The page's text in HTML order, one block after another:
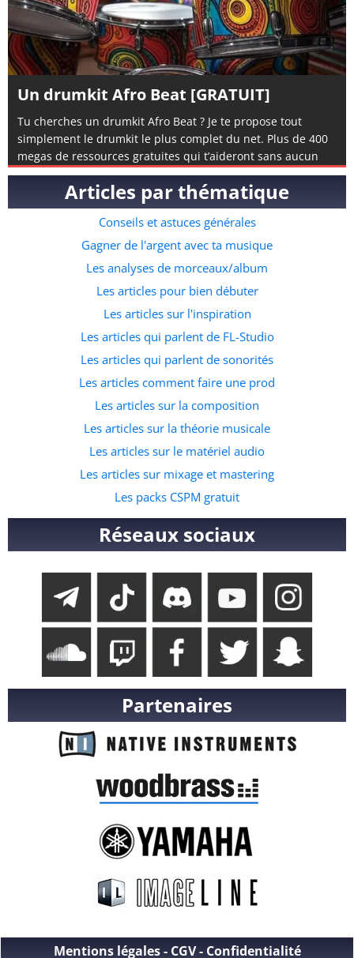
Un drumkit Afro Beat [GRATUIT]
Tu cherches un drumkit Afro Beat ? Je te propose tout
simplement le drumkit le plus complet du net. Plus de 400
megas de ressources gratuites qui t’aideront sans aucun
doute à composer de l’afro beat. Si tu n’en a encore jamais
composé, tu peux également visionner mon tuto complet
disponible ici. Le pack contient des éléments de rythmes
specifiques à l’afro beat, mais aussi des instruments, des
fichiers midis et même quelques accapelas et loops prête à
l’emploi. C’est de loin la meilleure ressource pour ceux qui
souhaitent commencer à faire des prods dans ce genre
musicale. A quelle adresse veux tu recevoir le pack ?
Articles par thématique
Conseils et astuces générales
Gagner de l'argent avec ta musique
Les analyses de morceaux/album
Les articles pour bien débuter
Les articles sur l'inspiration
Les articles qui parlent de FL-Studio
Les articles qui parlent de sonorités
Les articles comment faire une prod
Les articles sur la composition
Les articles sur la théorie musicale
Les articles sur le matériel audio
Les articles sur mixage et mastering
Les packs CSPM gratuit
Réseaux sociaux
Partenaires
Mentions légales- CGV- Confidentialité